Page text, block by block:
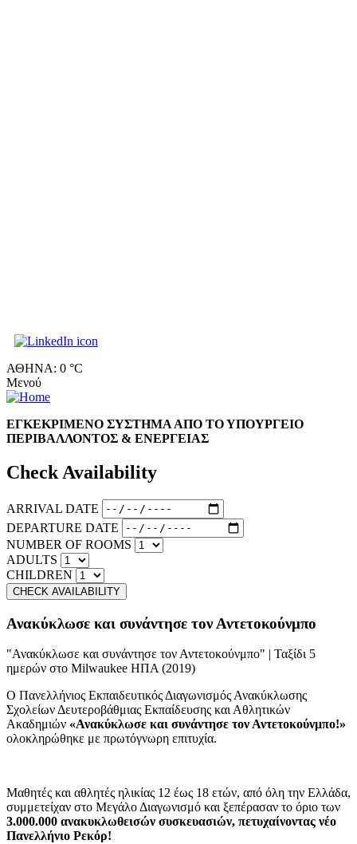
ΑΘΗΝΑ: 0 °C
Μενού
ΕΓΚΕΚΡΙΜΕΝΟ ΣΥΣΤΗΜΑ ΑΠΟ ΤΟ ΥΠΟΥΡΓΕΙΟ
ΠΕΡΙΒΑΛΛΟΝΤΟΣ & ΕΝΕΡΓΕΙΑΣ
Check Availability
ARRIVAL DATE
DEPARTURE DATE
NUMBER OF ROOMS
ADULTS
CHILDREN
Ανακύκλωσε και συνάντησε τον Αντετοκούνμπο
"Ανακύκλωσε και συνάντησε τον Αντετοκούνμπο" | Ταξίδι 5
ημερών στο Milwaukee ΗΠΑ (2019)
Ο Πανελλήνιος Εκπαιδευτικός Διαγωνισμός Ανακύκλωσης
Σχολείων Δευτεροβάθμιας Εκπαίδευσης και Αθλητικών
Ακαδημιών «Ανακύκλωσε και συνάντησε τον Αντετοκούνμπο!»
ολοκληρώθηκε με πρωτόγνωρη επιτυχία.
Μαθητές και αθλητές ηλικίας 12 έως 18 ετών, από όλη την Ελλάδα,
συμμετείχαν στο Μεγάλο Διαγωνισμό και ξεπέρασαν το όριο των
3.000.000 ανακυκλωθεισών συσκευασιών, πετυχαίνοντας νέο
Πανελλήνιο Ρεκόρ!